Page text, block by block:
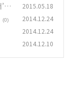
를
2015.05.18
(0) 2014.12.24
2014.12.24
2014.12.10